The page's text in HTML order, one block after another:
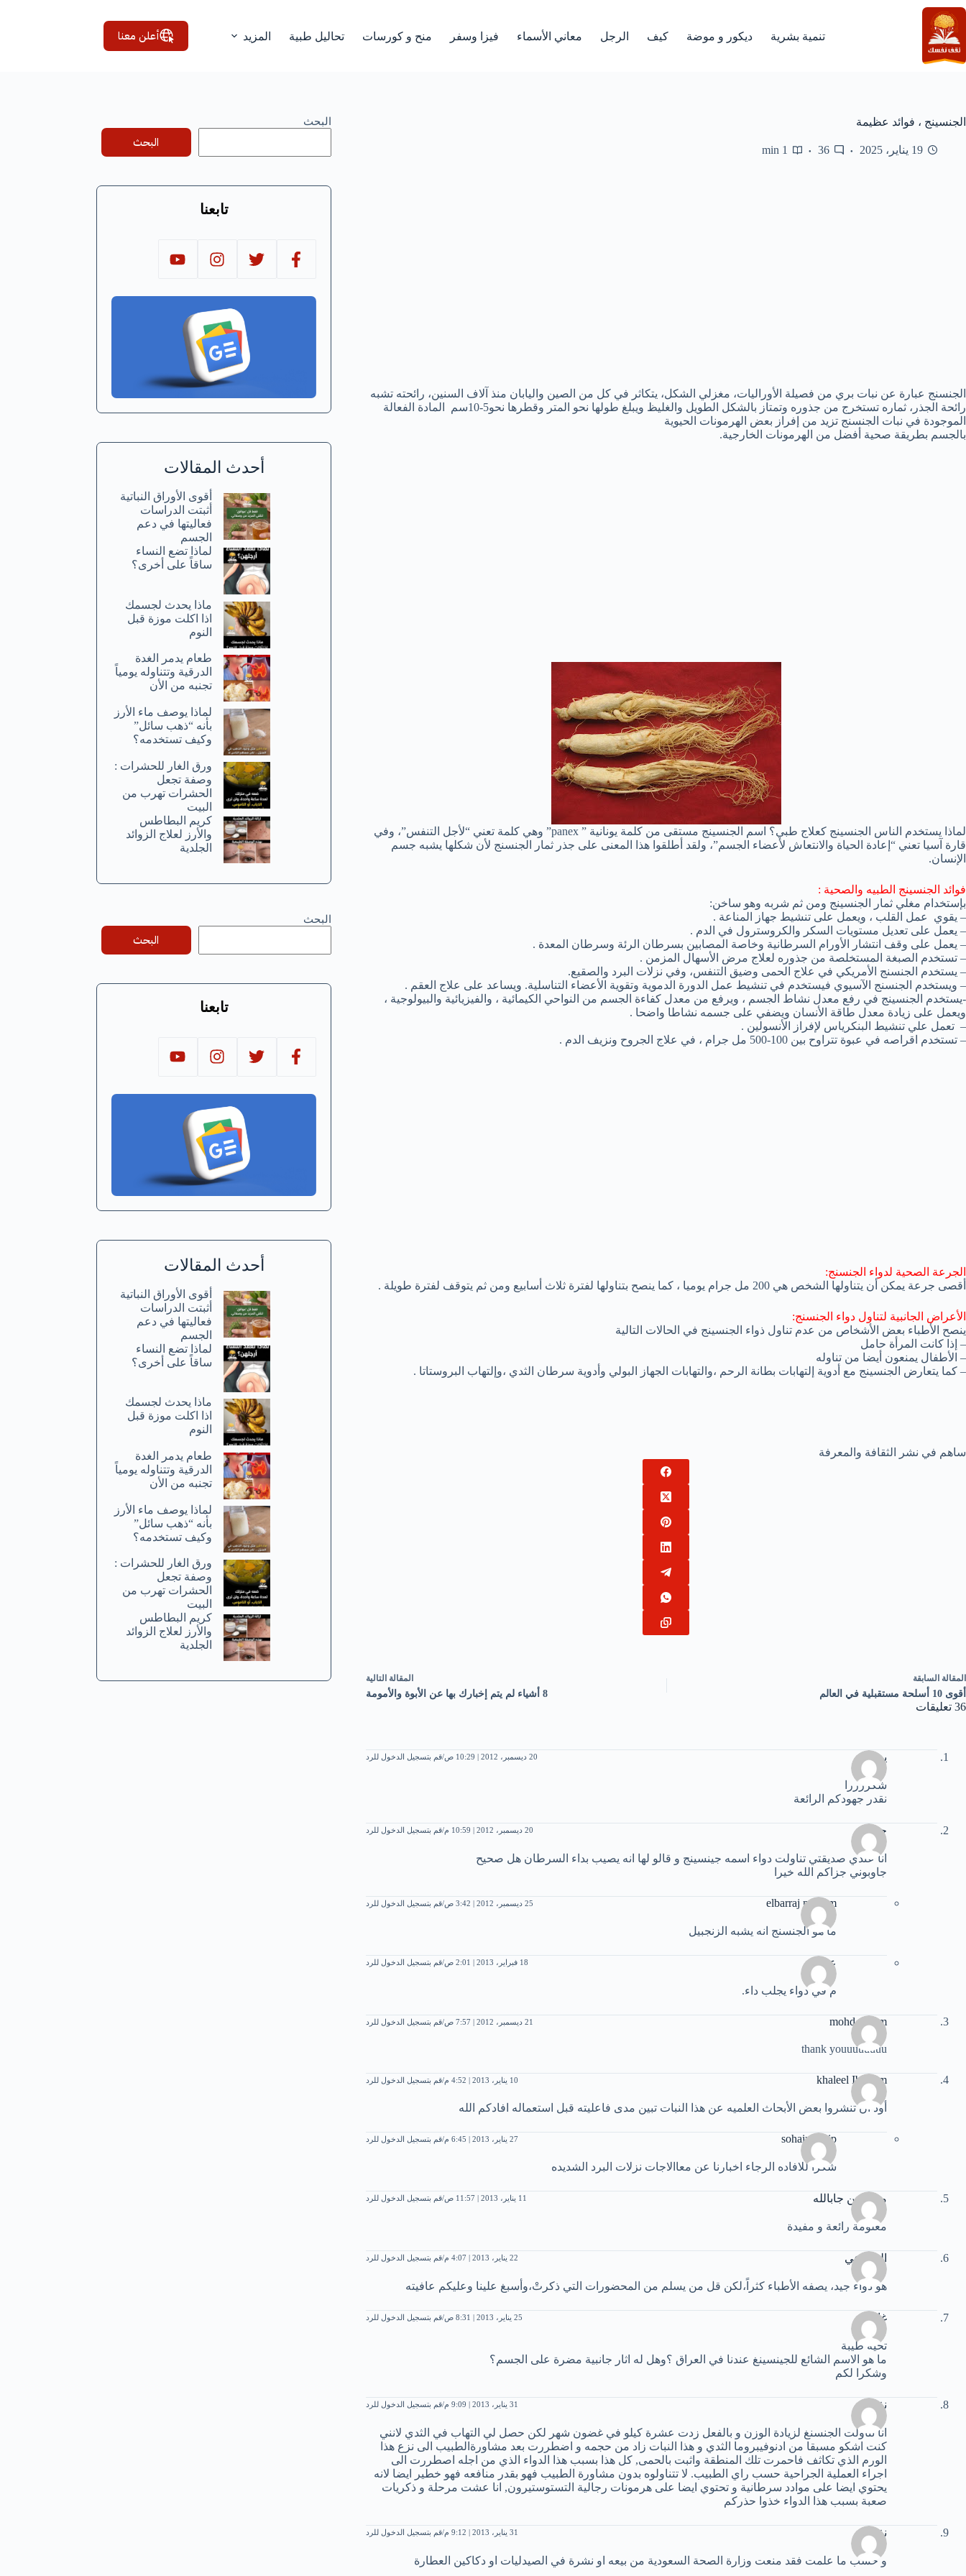
التجاوز
إلى
المحتوى
تنمية بشرية ديكور و موضة كيف الرجل معاني الأسماء فيزا وسفر منح و كورسات تحاليل طبية المزيد أعلن معنا
الجنسينج ، فوائد عظيمة
19 يناير، 2025 36
1 min
الجنسنج عبارة عن نبات بري من فصيلة الأوراليات، مغزلي الشكل، يتكاثر في كل من الصين واليابان منذ آلاف السنين، رائحته تشبه
رائحة الجذر، ثماره تستخرج من جذوره وتمتاز بالشكل الطويل والغليظ ويبلغ طولها نحو المتر وقطرها نحو5-10سم المادة الفعالة
الموجودة في نبات الجنسنج تزيد من إفراز بعض الهرمونات الحيوية
بالجسم بطريقة صحية أفضل من الهرمونات الخارجية.
لماذا يستخدم الناس الجنسينج كعلاج طبي؟ اسم الجنسينج مستقى من كلمة يونانية ” panex” وهي كلمة تعني “لأجل التنفس”، وفي
قارة آسيا تعني “إعادة الحياة والانتعاش لأعضاء الجسم”، ولقد أطلقوا هذا المعنى على جذر ثمار الجنسنج لأن شكلها يشبه جسم
الإنسان.
فوائد الجنسينج الطبيه والصحية :
بإستخدام مغلي ثمار الجنسينج ومن ثم شربه وهو ساخن:
– يقوي عمل القلب ، ويعمل على تنشيط جهاز المناعة .
– يعمل على تعديل مستويات السكر والكروسترول في الدم .
– يعمل على وقف انتشار الأورام السرطانية وخاصة المصابين بسرطان الرئة وسرطان المعدة .
– تستخدم الصبغة المستخلصة من جذوره لعلاج مرض الأسهال المزمن .
– يستخدم الجنسنج الأمريكي في علاج الحمى وضيق التنفس، وفي نزلات البرد والصقيع.
– ويستخدم الجنسنج الآسيوي فيستخدم في تنشيط عمل الدورة الدموية وتقوية الأعضاء التناسلية. ويساعد على علاج العقم .
-يستخدم الجنسينج في رفع معدل نشاط الجسم ، ويرفع من معدل كفاءة الجسم من النواحي الكيمائية ، والفيزيائية والبيولوجية ،
ويعمل على زيادة معدل طاقة الأنسان ويضفي على جسمه نشاطا واضحا .
– تعمل علي تنشيط البنكرياس لإفراز الأنسولين .
– تستخدم اقراصه في عبوة تتراوح بين 100-500 مل جرام ، في علاج الجروح ونزيف الدم .
الجرعة الصحية لدواء الجنسنج:
أقصى جرعة يمكن أن يتناولها الشخص هي 200 مل جرام يوميا ، كما ينصح بتناولها لفترة ثلاث أسابيع ومن ثم يتوقف لفترة طويلة .
الأعراض الجانبية لتناول دواء الجنسنج:
ينصح الأطباء بعض الأشخاص من عدم تناول ذواء الجنسينج في الحالات التالية
– إذا كانت المرأة حامل
– الأطفال يمنعون أيضا من تناوله
– كما يتعارض الجنسينج مع أدوية إلتهابات بطانة الرحم ،والتهابات الجهاز البولي وأدوية سرطان الثدي ،وإلتهاب البروستاتا .
ساهم في نشر الثقافة والمعرفة
المقالة السابقة
أقوى 10 أسلحة مستقبلية في العالم
المقالة التالية
8 أشياء لم يتم إخبارك بها عن الأبوة والأمومة
36 تعليقات
يوسف 20 ديسمبر، 2012 | 10:29 ص قم بتسجيل الدخول للرد
شكررررا
نقدر جهودكم الرائعة
حنان 20 ديسمبر، 2012 | 10:59 م قم بتسجيل الدخول للرد
انا عندي صديقتي تناولت دواء اسمه جينسينج و قالو لها انه يصيب بداء السرطان هل صحيح
جاوبوني جزاكم الله خيرا
elbarraj mariam 25 ديسمبر، 2012 | 3:42 ص قم بتسجيل الدخول للرد
ما هو الجنسنج انه يشبه الزنجبيل
عبود 18 فبراير، 2013 | 2:01 ص قم بتسجيل الدخول للرد
م في دواء يجلب داء.
mohd sallam 21 ديسمبر، 2012 | 7:57 ص قم بتسجيل الدخول للرد
thank youuuuuuuu
khaleel Ibrahim 10 يناير، 2013 | 4:52 م قم بتسجيل الدخول للرد
أود أن تنشروا بعض الأبحاث العلميه عن هذا النبات تبين مدى فاعليته قبل استعماله افادكم الله
sohair hapip 27 يناير، 2013 | 6:45 م قم بتسجيل الدخول للرد
شكرا للافاده الرجاء اخبارنا عن معاالاجات نزلات البرد الشديده
محمد بن جابالله 11 يناير، 2013 | 11:57 ص قم بتسجيل الدخول للرد
معلومة رائعة و مفيدة
القضاعي 22 يناير، 2013 | 4:07 م قم بتسجيل الدخول للرد
هو دواء جيد، يصفه الأطباء كثراً،لكن قل من يسلم من المحضورات التي ذكرتْ،وأسبغ علينا وعليكم عافيته
غادة 25 يناير، 2013 | 8:31 ص قم بتسجيل الدخول للرد
تحية طيبة
ما هو الاسم الشائع للجينسينغ عندنا في العراق ؟وهل له اثار جانبية مضرة على الجسم؟
وشكرا لكم
نفيسة 31 يناير، 2013 | 9:09 م قم بتسجيل الدخول للرد
انا تناولت الجنسنغ لزيادة الوزن و بالفعل زدت عشرة كيلو في غضون شهر لكن حصل لي التهاب في الثدي لانني
كنت اشكو مسبقا من ادنوفيبروما الثدي و هذا النبات زاد من حجمه و اضطررت بعد مشاورةالطبيب الى نزع هذا
الورم الذي تكاثف فاحمرت تلك المنطقة واثبت بالحمى, كل هذا بسبب هذا الدواء الذي من اجله اصطررت الى
اجراء العملية الجراحية حسب راي الطبيب. لا تتناولوه بدون مشاورة الطبيب فهو بقدر منافعه فهو خطير ايضا لانه
يحتوي ايضا على موادد سرطانية و تحتوي ايضا على هرمونات رجالية التستوستيرون, انا عشت مرحلة و ذكريات
صعبة بسبب هذا الدواء خذوا حذركم
نفيسة 31 يناير، 2013 | 9:12 م قم بتسجيل الدخول للرد
و حسب ما علمت فقد منعت وزارة الصحة السعودية من بيعه او نشرة في الصيدليات او دكاكين العطارة
البحث
البحث
تابعنا
أحدث المقالات
أقوى الأوراق النباتية
أثبتت الدراسات
فعاليتها في دعم
الجسم
لماذا تضع النساء
ساقاً على أخرى؟
ماذا يحدث لجسمك
اذا اكلت موزة قبل
النوم
طعام يدمر الغدة
الدرقية وتتناوله يومياً
تجنبه من الأن
لماذا يوصف ماء الأرز
بأنه “ذهب سائل”
وكيف تستخدمه؟
ورق الغار للحشرات :
وصفة تجعل
الحشرات تهرب من
البيت
كريم البطاطس
والأرز لعلاج الزوائد
الجلدية
البحث
البحث
تابعنا
أحدث المقالات
أقوى الأوراق النباتية
أثبتت الدراسات
فعاليتها في دعم
الجسم
لماذا تضع النساء
ساقاً على أخرى؟
ماذا يحدث لجسمك
اذا اكلت موزة قبل
النوم
طعام يدمر الغدة
الدرقية وتتناوله يومياً
تجنبه من الأن
لماذا يوصف ماء الأرز
بأنه “ذهب سائل”
وكيف تستخدمه؟
ورق الغار للحشرات :
وصفة تجعل
الحشرات تهرب من
البيت
كريم البطاطس
والأرز لعلاج الزوائد
الجلدية